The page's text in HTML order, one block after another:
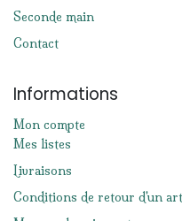
Seconde main
Contact
Informations
Mon compte
Mes listes
Livraisons
Conditions de retour d'un